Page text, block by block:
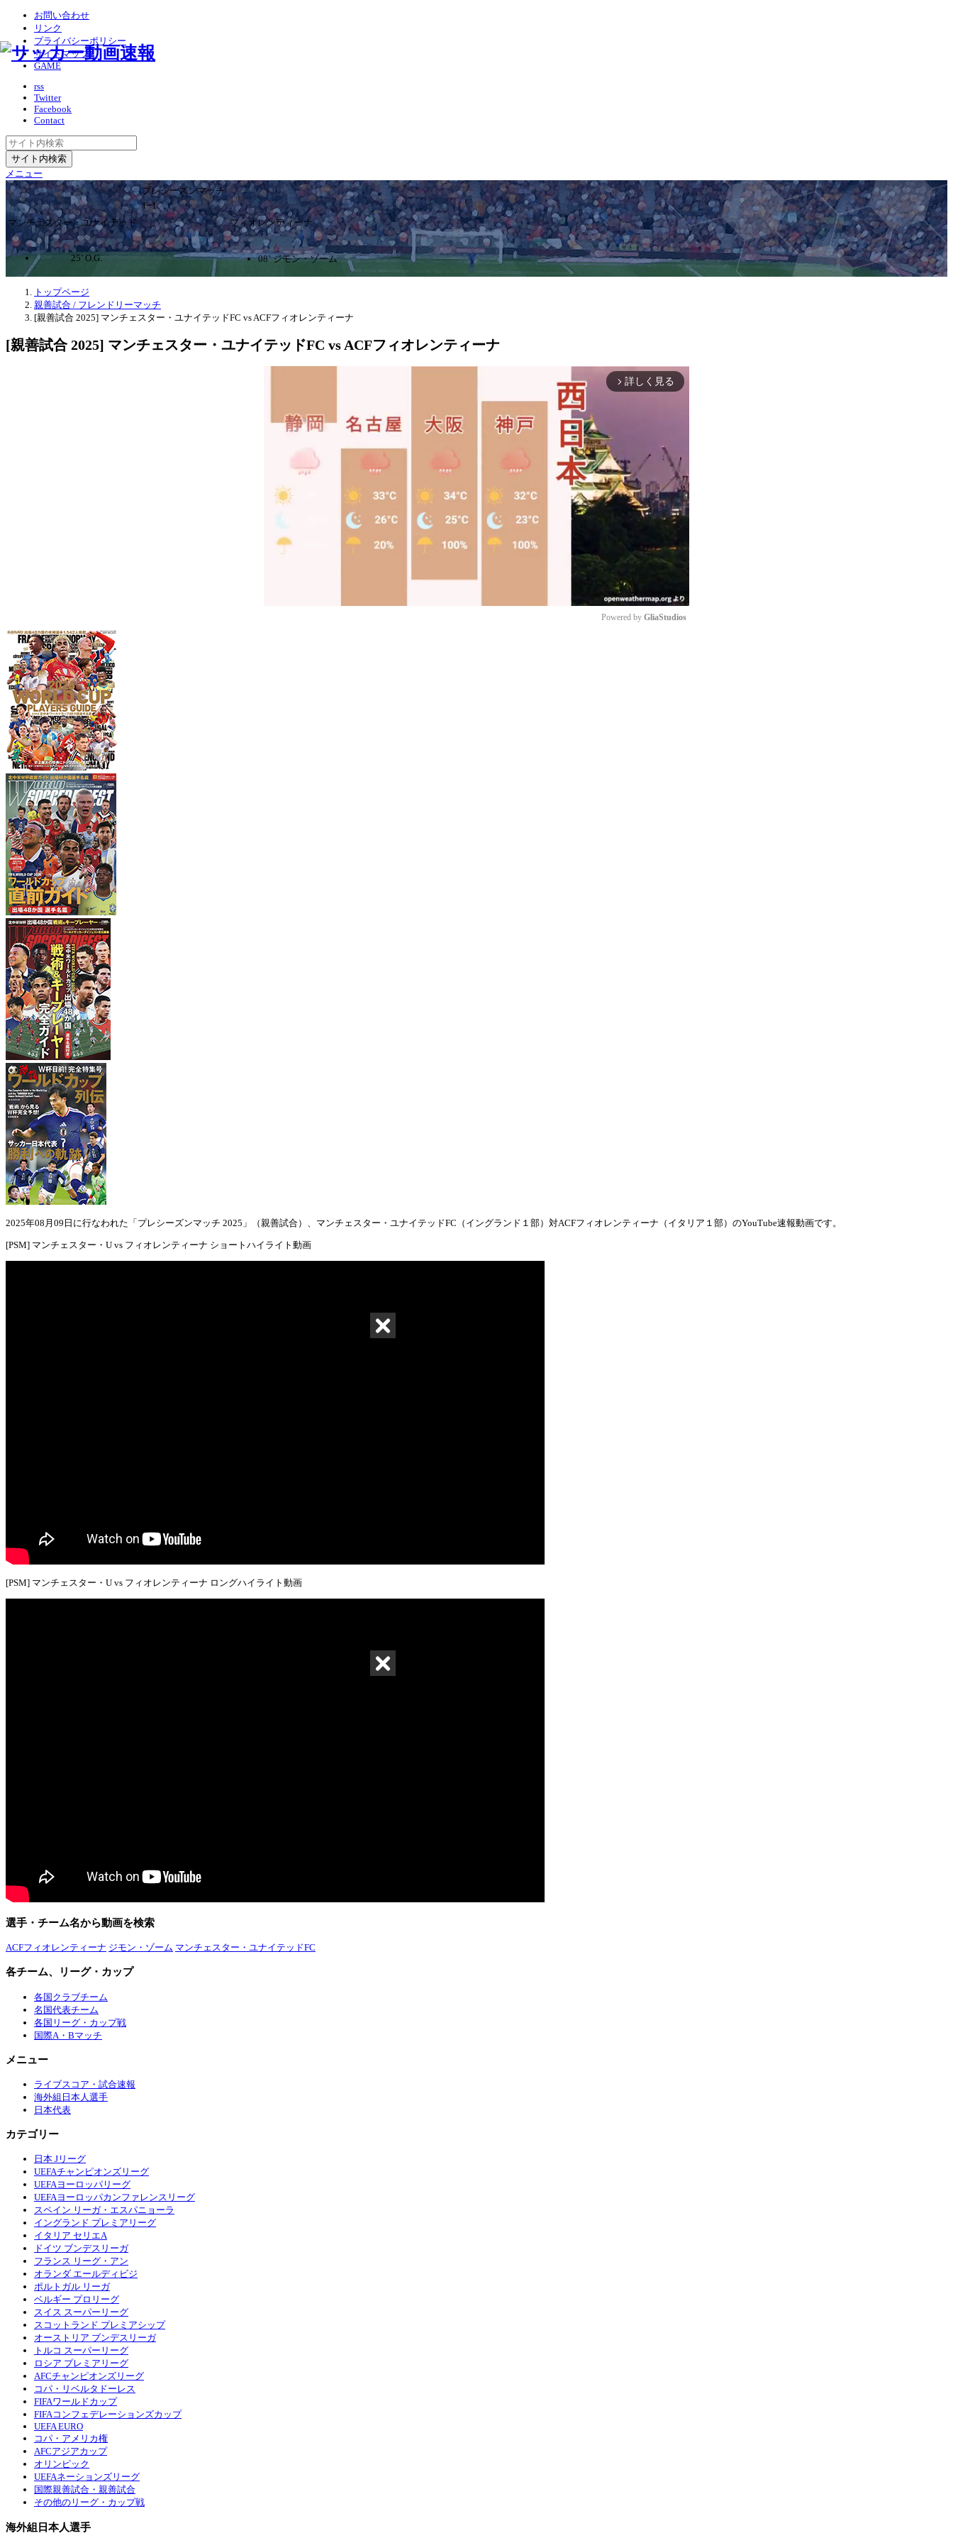
お問い合わせ
リンク
プライバシーポリシー
サイトマップ
GAME
rss
Twitter
Facebook
Contact
メニュー
プレシーズンマッチ
1ｰ1
マンチェスター・ユナイテッド
フィオレンティーナ
25’ O.G. 08’ ジモン・ゾーム
トップページ
親善試合 / フレンドリーマッチ
[親善試合 2025] マンチェスター・ユナイテッドFC vs ACFフィオレンティーナ
[親善試合 2025] マンチェスター・ユナイテッドFC vs ACFフィオレンティーナ
arrow_forward_ios 詳しく見る
Powered by GliaStudios
2025年08月09日に行なわれた「プレシーズンマッチ 2025」（親善試合）、マンチェスター・ユナイテッドFC（イングランド１部）対ACFフィオレンティーナ（イタリア１部）のYouTube速報動画です。
[PSM] マンチェスター・U vs フィオレンティーナ ショートハイライト動画
[PSM] マンチェスター・U vs フィオレンティーナ ロングハイライト動画
選手・チーム名から動画を検索
ACFフィオレンティーナ ジモン・ゾーム マンチェスター・ユナイテッドFC
各チーム、リーグ・カップ
各国クラブチーム
名国代表チーム
各国リーグ・カップ戦
国際A・Bマッチ
メニュー
ライブスコア・試合速報
海外組日本人選手
日本代表
カテゴリー
日本 Jリーグ
UEFAチャンピオンズリーグ
UEFAヨーロッパリーグ
UEFAヨーロッパカンファレンスリーグ
スペイン リーガ・エスパニョーラ
イングランド プレミアリーグ
イタリア セリエA
ドイツ ブンデスリーガ
フランス リーグ・アン
オランダ エールディビジ
ポルトガル リーガ
ベルギー プロリーグ
スイス スーパーリーグ
スコットランド プレミアシップ
オーストリア ブンデスリーガ
トルコ スーパーリーグ
ロシア プレミアリーグ
AFCチャンピオンズリーグ
コパ・リベルタドーレス
FIFAワールドカップ
FIFAコンフェデレーションズカップ
UEFA EURO
コパ・アメリカ権
AFCアジアカップ
オリンピック
UEFAネーションズリーグ
国際親善試合・親善試合
その他のリーグ・カップ戦
海外組日本人選手